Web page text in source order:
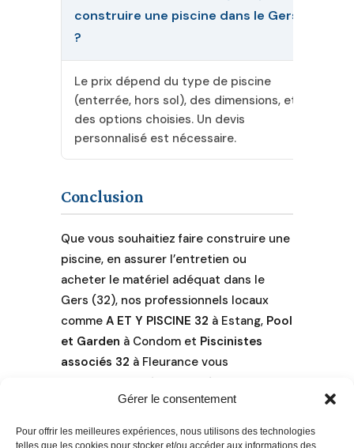
Gérer le consentement
Pour offrir les meilleures expériences, nous utilisons des technologies
telles que les cookies pour stocker et/ou accéder aux informations des
construire une piscine dans le Gers
?
Le prix dépend du type de piscine
(enterrée, hors sol), des dimensions, et
des options choisies. Un devis
personnalisé est nécessaire.
Conclusion
Que vous souhaitiez faire construire une
piscine, en assurer l’entretien ou
acheter le matériel adéquat dans le
Gers (32), nos professionnels locaux
comme A ET Y PISCINE 32 à Estang, Pool
et Garden à Condom et Piscinistes
associés 32 à Fleurance vous
accompagnent à chaque étape.
N’hésitez pas à les contacter pour un
projet sécurisé, durable et conforme
aux normes locales.